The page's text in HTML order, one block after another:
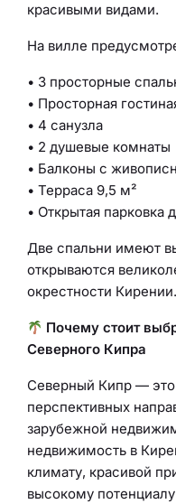
красивыми видами.
На вилле
• 3 просторные
• Просторная
• 4 санузла
• 2 душевые комнаты
• Балконы с
• Терраса 9,5 м²
• Открытая парковка
Две спальни имеют
открываются
окрестности Кирении.
Почему стоит
Северного Кипра
Северный Кипр —
перспективных
зарубежной
недвижимость в
климату, красивой
высокому